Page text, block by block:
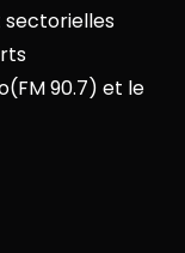
sectorielles
90.7) et le